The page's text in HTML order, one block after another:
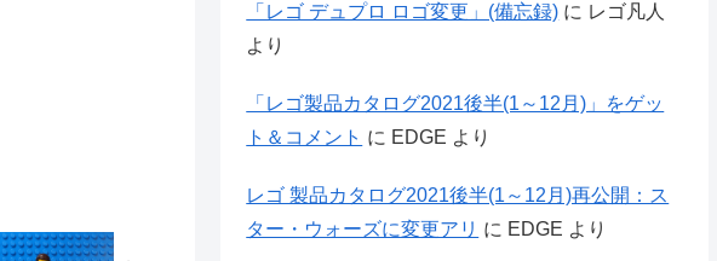
「レゴ デュプロ ロゴ変更」(備忘録) に レゴ凡人
より
「レゴ製品カタログ2021後半(1～12月)」をゲッ
ト＆コメント に EDGE より
レゴ 製品カタログ2021後半(1～12月)再公開：ス
ター・ウォーズに変更アリ に EDGE より